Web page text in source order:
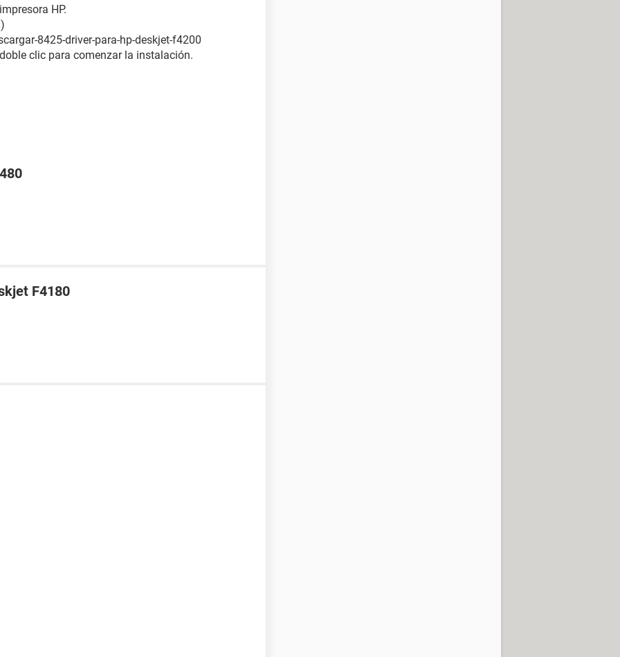
HP.
)
8425-driver-para-hp-deskjet-f4200
clic para comenzar la instalación.
F4180